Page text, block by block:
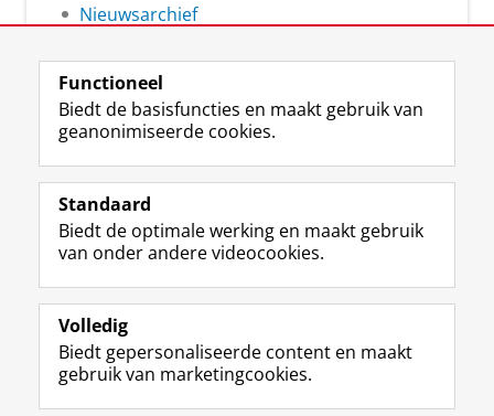
Nieuwsarchief
Volg de RUG
F
a
e
b
o
p
a
L
i
k
e
I
-
p
R
S
-
f
e
R
I
n
t
r
m
Y
o
T
e
k
Studiekiezers
Alumni
Over ons
Functioneel
Biedt de basisfuncties en maakt gebruik van
geanonimiseerde cookies.
Standaard
Biedt de optimale werking en maakt gebruik
van onder andere videocookies.
Volledig
Biedt gepersonaliseerde content en maakt
gebruik van marketingcookies.